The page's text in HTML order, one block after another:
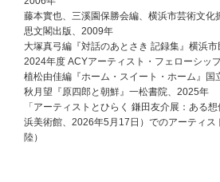
藤本實也、三溪園保勝会編、横浜市芸術文化
思文閣出版、2009年
大塚真弓編『対話のあとさき 記録集』横浜
2024年度 ACYアーティスト・フェローシッ
植松由佳編『ホーム・スイート・ホーム』国
秋月望『原四郎と朝鮮』一松書院、2025年
「アーティストとひらく 鎌田友介展：ある
浜美術館、2026年5月17日）でのアーティス
陸）